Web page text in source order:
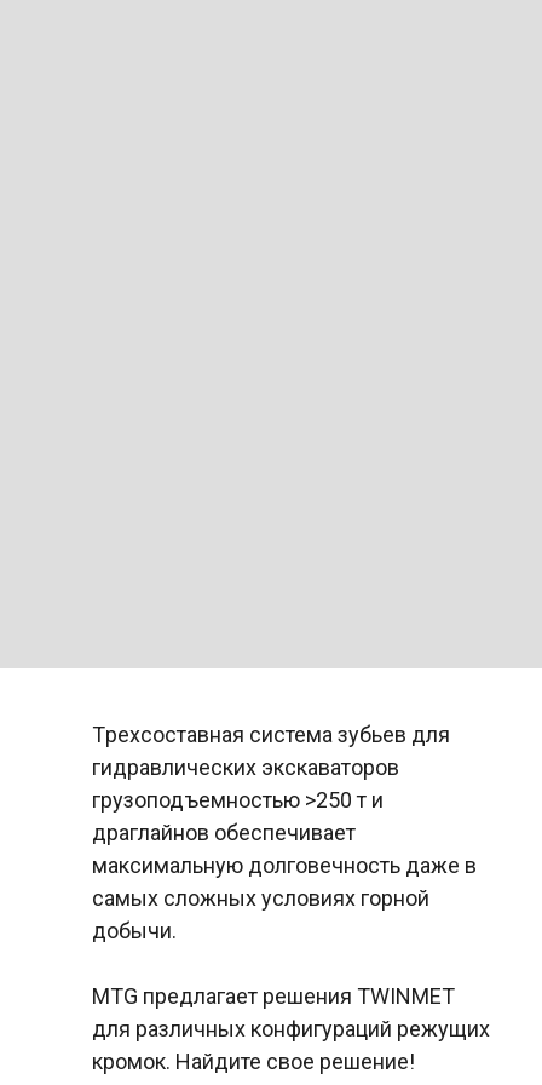
Tрехсоставная система зубьев для
гидравлических экскаваторов
грузоподъемностью >250 т и
драглайнов обеспечивает
максимальную долговечность даже в
самых сложных условиях горной
добычи.
MTG предлагает решения TWINMET
для различных конфигураций режущих
кромок. Найдите свое решение!